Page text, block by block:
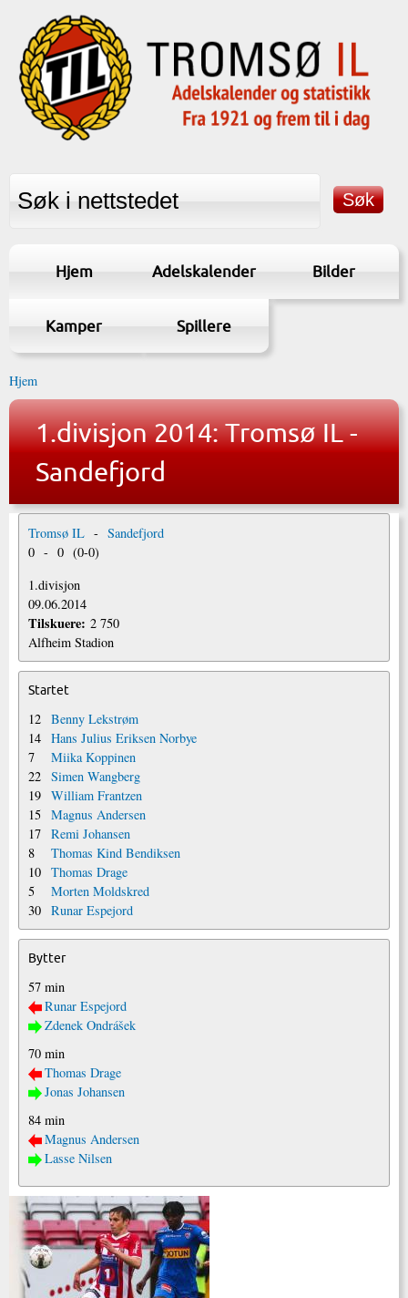
Hjem Adelskalender Bilder
Kamper Spillere
Hjem
1.divisjon 2014: Tromsø IL -
Sandefjord
Tromsø IL - Sandefjord
0 - 0 (0-0)
1.divisjon
09.06.2014
Tilskuere: 2 750
Alfheim Stadion
Startet
12 Benny Lekstrøm
14 Hans Julius Eriksen Norbye
7
Miika Koppinen
22 Simen Wangberg
19 William Frantzen
15 Magnus Andersen
17 Remi Johansen
8
Thomas Kind Bendiksen
10 Thomas Drage
5
Morten Moldskred
30 Runar Espejord
Bytter
57 min
Runar Espejord
Zdenek Ondrášek
70 min
Thomas Drage
Jonas Johansen
84 min
Magnus Andersen
Lasse Nilsen